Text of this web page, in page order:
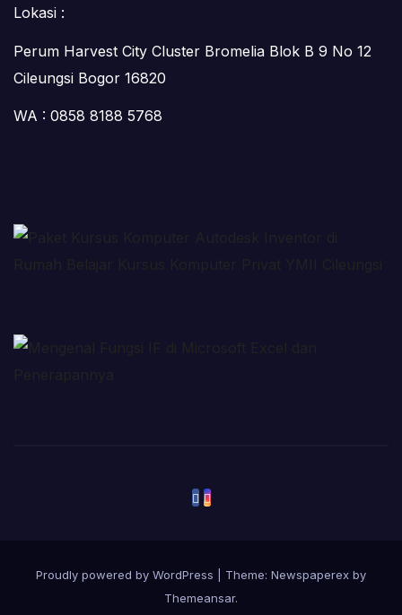
Lokasi :
Perum Harvest City Cluster Bromelia Blok B 9 No 12
Cileungsi Bogor 16820
WA : 0858 8188 5768
Proudly powered by WordPress
Theme: Newspaperex by
Themeansar.